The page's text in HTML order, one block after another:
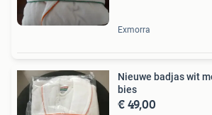
Exmorra
Nieuwe badjas wit
bies
€ 49,00